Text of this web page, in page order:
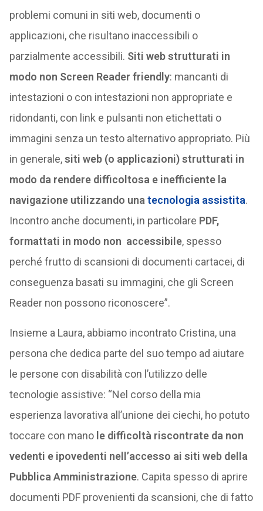
problemi comuni in siti web, documenti o
applicazioni, che risultano inaccessibili o
parzialmente accessibili. Siti web strutturati in
modo non Screen Reader friendly: mancanti di
intestazioni o con intestazioni non appropriate e
ridondanti, con link e pulsanti non etichettati o
immagini senza un testo alternativo appropriato. Più
in generale,siti web (o applicazioni) strutturati in
modo da rendere difficoltosa e inefficiente la
navigazione utilizzando una tecnologia assistita.
Incontro anche documenti, in particolare PDF,
formattati in modo non accessibile, spesso
perché frutto di scansioni di documenti cartacei, di
conseguenza basati su immagini, che gli Screen
Reader non possono riconoscere”.
Insieme a Laura, abbiamo incontrato Cristina, una
persona che dedica parte del suo tempo ad aiutare
le persone con disabilità con l’utilizzo delle
tecnologie assistive: “Nel corso della mia
esperienza lavorativa all’unione dei ciechi, ho potuto
toccare con mano le difficoltà riscontrate da non
vedenti e ipovedenti nell’accesso ai siti web della
Pubblica Amministrazione. Capita spesso di aprire
documenti PDF provenienti da scansioni, che di fatto